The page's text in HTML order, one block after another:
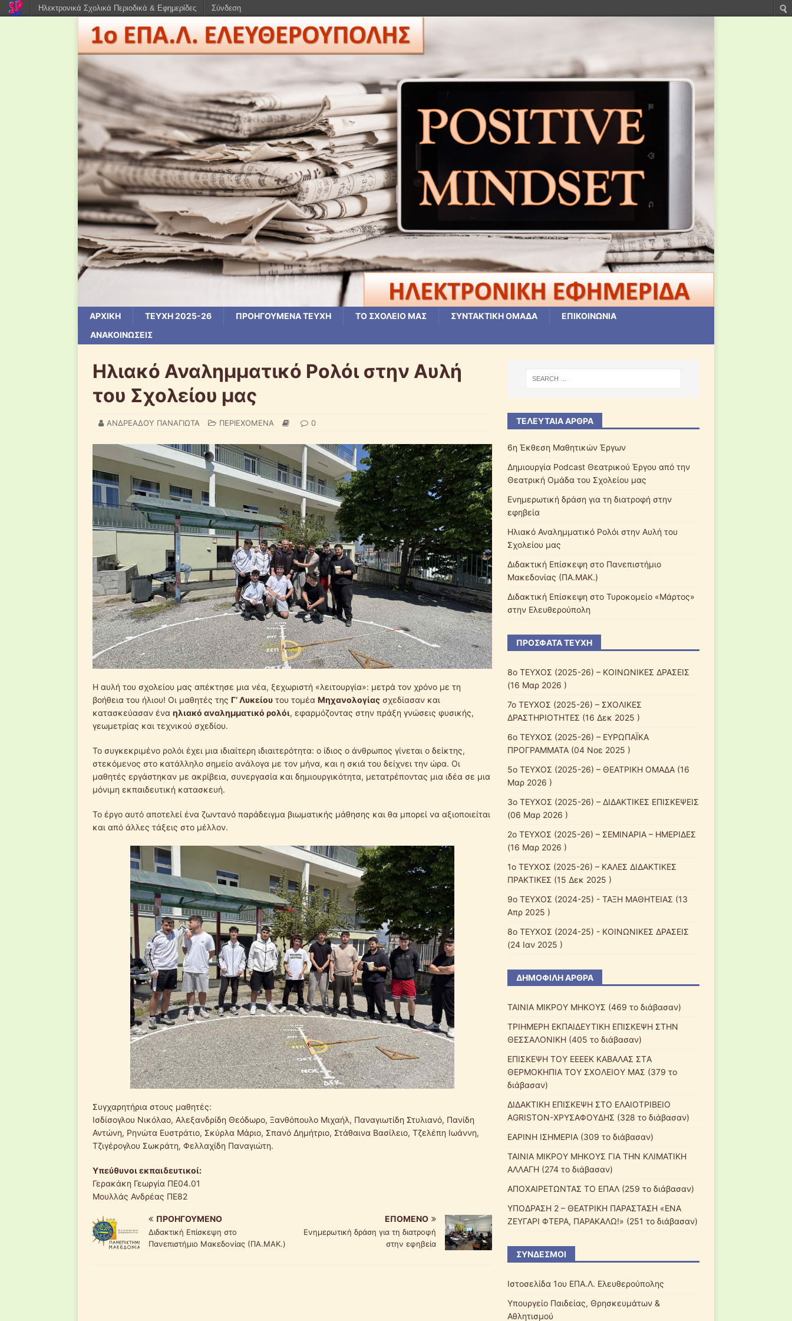
ΑΡΧΙΚΗ ΤΕΥΧΗ 2025-26 ΠΡΟΗΓΟΥΜΕΝΑ ΤΕΥΧΗ ΤΟ ΣΧΟΛΕΙΟ ΜΑΣ ΣΥΝΤΑΚΤΙΚΗ ΟΜΑΔΑ
ΕΠΙΚΟΙΝΩΝΙΑ
ΑΝΑΚΟΙΝΩΣΕΙΣ
Ηλιακό Αναλημματικό Ρολόι στην Αυλή
του Σχολείου μας
ΑΝΔΡΕΑΔΟΥ ΠΑΝΑΓΙΩΤΑ ΠΕΡΙΕΧΟΜΕΝΑ 0
Η αυλή του σχολείου μας απέκτησε μια νέα, ξεχωριστή «λειτουργία»: μετρά τον χρόνο με τη
βοήθεια του ήλιου! Οι μαθητές της Γ’ Λυκείου του τομέα Μηχανολογίας σχεδίασαν και
κατασκεύασαν ένα ηλιακό αναλημματικό ρολόι, εφαρμόζοντας στην πράξη γνώσεις φυσικής,
γεωμετρίας και τεχνικού σχεδίου.
Το συγκεκριμένο ρολόι έχει μια ιδιαίτερη ιδιαιτερότητα: ο ίδιος ο άνθρωπος γίνεται ο δείκτης,
στεκόμενος στο κατάλληλο σημείο ανάλογα με τον μήνα, και η σκιά του δείχνει την ώρα. Οι
μαθητές εργάστηκαν με ακρίβεια, συνεργασία και δημιουργικότητα, μετατρέποντας μια ιδέα σε μια
μόνιμη εκπαιδευτική κατασκευή.
Το έργο αυτό αποτελεί ένα ζωντανό παράδειγμα βιωματικής μάθησης και θα μπορεί να αξιοποιείται
και από άλλες τάξεις στο μέλλον.
Συγχαρητήρια στους μαθητές:
Ισδίσογλου Νικόλαο, Αλεξανδρίδη Θεόδωρο, Ξανθόπουλο Μιχαήλ, Παναγιωτίδη Στυλιανό, Πανίδη
Αντώνη, Ρηνώτα Ευστράτιο, Σκύρλα Μάριο, Σπανό Δημήτριο, Στάθαινα Βασίλειο, Τζελέπη Ιωάννη,
Τζιγέρογλου Σωκράτη, Φελλαχίδη Παναγιώτη.
Υπεύθυνοι εκπαιδευτικοί:
Γερακάκη Γεωργία ΠΕ04.01
Μουλλάς Ανδρέας ΠΕ82
ΠΡΟΗΓΟΎΜΕΝΟ
Διδακτική Επίσκεψη στο
Πανεπιστήμιο Μακεδονίας (ΠΑ.ΜΑΚ.)
ΕΠΌΜΕΝΟ
Ενημερωτική δράση για τη διατροφή
στην εφηβεία
ΤΕΛΕΥΤΑΊΑ ΆΡΘΡΑ
6η Έκθεση Μαθητικών Έργων
Δημιουργία Podcast Θεατρικού Έργου από την
Θεατρική Ομάδα του Σχολείου μας
Ενημερωτική δράση για τη διατροφή στην
εφηβεία
Ηλιακό Αναλημματικό Ρολόι στην Αυλή του
Σχολείου μας
Διδακτική Επίσκεψη στο Πανεπιστήμιο
Μακεδονίας (ΠΑ.ΜΑΚ.)
Διδακτική Επίσκεψη στο Τυροκομείο «Μάρτος»
στην Ελευθερούπολη
ΠΡΌΣΦΑΤΑ ΤΕΎΧΗ
8ο ΤΕΥΧΟΣ (2025-26) – ΚΟΙΝΩΝΙΚΕΣ ΔΡΑΣΕΙΣ
(16 Μαρ 2026 )
7ο ΤΕΥΧΟΣ (2025-26) – ΣΧΟΛΙΚΕΣ
ΔΡΑΣΤΗΡΙΟΤΗΤΕΣ (16 Δεκ 2025 )
6ο ΤΕΥΧΟΣ (2025-26) – ΕΥΡΩΠΑΪΚΑ
ΠΡΟΓΡΑΜΜΑΤΑ(04 Νοε 2025 )
5ο ΤΕΥΧΟΣ (2025-26) – ΘΕΑΤΡΙΚΗ ΟΜΑΔΑ(16
Μαρ 2026 )
3ο ΤΕΥΧΟΣ (2025-26) – ΔΙΔΑΚΤΙΚΕΣ ΕΠΙΣΚΕΨΕΙΣ
(06 Μαρ 2026 )
2ο ΤΕΥΧΟΣ (2025-26) – ΣΕΜΙΝΑΡΙΑ – ΗΜΕΡΙΔΕΣ
(16 Μαρ 2026 )
1ο ΤΕΥΧΟΣ (2025-26) – ΚΑΛΕΣ ΔΙΔΑΚΤΙΚΕΣ
ΠΡΑΚΤΙΚΕΣ (15 Δεκ 2025 )
9ο ΤΕΥΧΟΣ (2024-25) - ΤΑΞΗ ΜΑΘΗΤΕΙΑΣ (13
Απρ 2025 )
8ο ΤΕΥΧΟΣ (2024-25) - ΚΟΙΝΩΝΙΚΕΣ ΔΡΑΣΕΙΣ
(24 Ιαν 2025 )
ΔΗΜΟΦΙΛΉ ΆΡΘΡΑ
ΤΑΙΝΙΑ ΜΙΚΡΟΥ ΜΗΚΟΥΣ (469 το διάβασαν)
ΤΡΙΗΜΕΡΗ ΕΚΠΑΙΔΕΥΤΙΚΗ ΕΠΙΣΚΕΨΗ ΣΤΗΝ
ΘΕΣΣΑΛΟΝΙΚΗ (405 το διάβασαν)
ΕΠΙΣΚΕΨΗ ΤΟΥ ΕΕEΕΚ ΚΑΒΑΛΑΣ ΣTΑ
ΘΕΡΜΟΚΗΠΙΑ ΤΟΥ ΣΧΟΛΕΙΟΥ ΜΑΣ (379 το
διάβασαν)
ΔΙΔΑΚΤΙΚΗ ΕΠΙΣΚΕΨΗ ΣΤΟ ΕΛΑΙΟΤΡΙΒΕΙΟ
AGRISTON-ΧΡΥΣΑΦΟΥΔΗΣ (328 το διάβασαν)
ΕΑΡΙΝΗ ΙΣΗΜΕΡΙΑ (309 το διάβασαν)
ΤΑΙΝΙΑ ΜΙΚΡΟΥ ΜΗΚΟΥΣ ΓΙΑ ΤΗΝ ΚΛΙΜΑΤΙΚΗ
ΑΛΛΑΓΗ (274 το διάβασαν)
ΑΠΟΧΑΙΡΕΤΩΝΤΑΣ ΤΟ ΕΠΑΛ (259 το διάβασαν)
ΥΠΟΔΡΑΣΗ 2 – ΘΕΑΤΡΙΚΗ ΠΑΡΑΣΤΑΣΗ «ΕΝΑ
ΖΕΥΓΑΡΙ ΦΤΕΡΑ, ΠΑΡΑΚΑΛΩ!» (251 το διάβασαν)
ΣΎΝΔΕΣΜΟΙ
Ιστοσελίδα 1ου ΕΠΑ.Λ. Ελευθερούπολης
Υπουργείο Παιδείας, Θρησκευμάτων &
Αθλητισμού
Ηλεκτρονικά Σχολικά Περιοδικά & Εφημερίδες Σύνδεση